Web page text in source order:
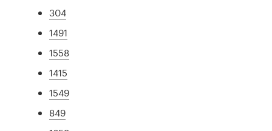
304
1491
1558
1415
1549
849